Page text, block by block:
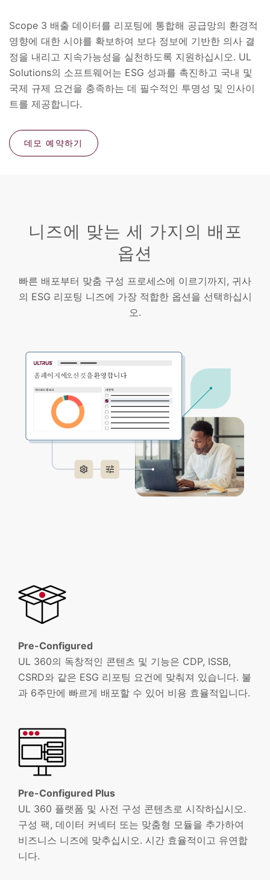
Scope 3 배출 데이터를 리포팅에 통합해 공급망의 환경적
영향에 대한 시야를 확보하여 보다 정보에 기반한 의사 결
정을 내리고 지속가능성을 실천하도록 지원하십시오. UL
Solutions의 소프트웨어는 ESG 성과를 촉진하고 국내 및
국제 규제 요건을 충족하는 데 필수적인 투명성 및 인사이
트를 제공합니다.
데모 예약하기
니즈에 맞는 세 가지의 배포
옵션
빠른 배포부터 맞춤 구성 프로세스에 이르기까지, 귀사
의 ESG 리포팅 니즈에 가장 적합한 옵션을 선택하십시
오.
Pre-Configured
UL 360의 독창적인 콘텐츠 및 기능은 CDP, ISSB,
CSRD와 같은 ESG 리포팅 요건에 맞춰져 있습니다. 불
과 6주만에 빠르게 배포할 수 있어 비용 효율적입니다.
Pre-Configured Plus
UL 360 플랫폼 및 사전 구성 콘텐츠로 시작하십시오.
구성 팩, 데이터 커넥터 또는 맞춤형 모듈을 추가하여
비즈니스 니즈에 맞추십시오. 시간 효율적이고 유연합
니다.